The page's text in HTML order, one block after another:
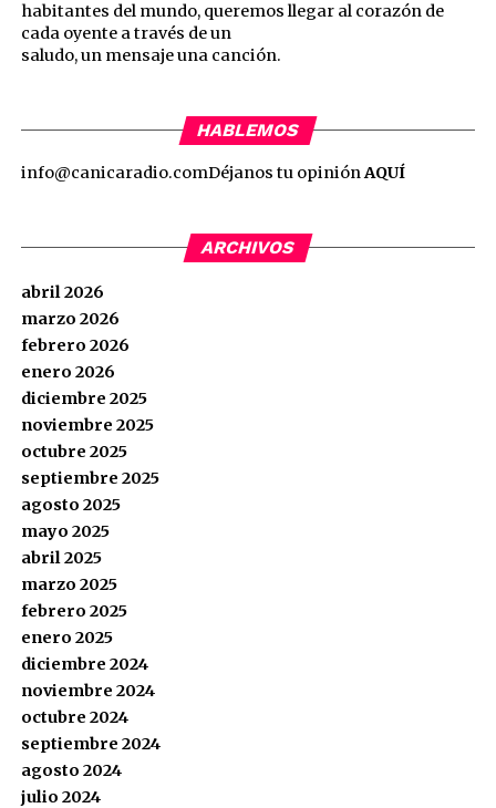
habitantes del mundo, queremos llegar al corazón de
cada oyente a través de un
saludo, un mensaje una canción.
HABLEMOS
info@canicaradio.comDéjanos tu opiniónAQUÍ
ARCHIVOS
abril 2026
marzo 2026
febrero 2026
enero 2026
diciembre 2025
noviembre 2025
octubre 2025
septiembre 2025
agosto 2025
mayo 2025
abril 2025
marzo 2025
febrero 2025
enero 2025
diciembre 2024
noviembre 2024
octubre 2024
septiembre 2024
agosto 2024
julio 2024